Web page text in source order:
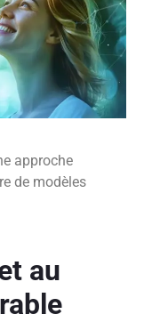
approche
de modèles
au